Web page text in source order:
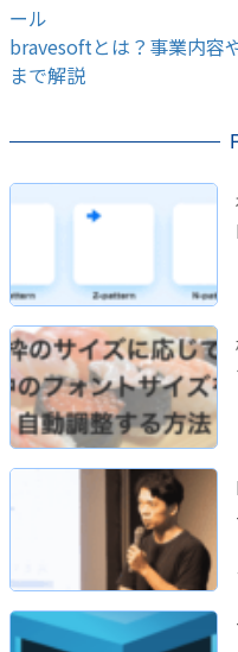
ール
bravesoftとは？事業内容
まで解説